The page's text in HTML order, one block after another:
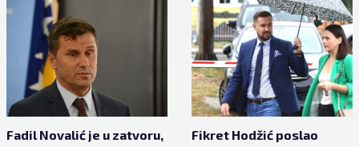
Fadil Novalić je u zatvoru,
Fikret Hodžić poslao